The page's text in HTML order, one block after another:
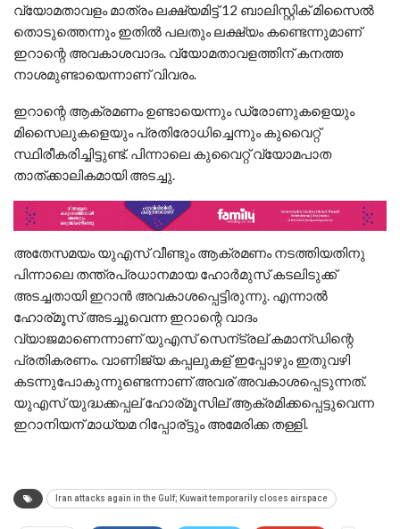
വ്യോമതാവളം മാത്രം ലക്ഷ്യമിട്ട് 12 ബാലിസ്റ്റിക് മിസൈല്‍
തൊടുത്തെന്നും ഇതില്‍ പലതും ലക്ഷ്യം കണ്ടെന്നുമാണ്
ഇറാന്റെ അവകാശവാദം. വ്യോമതാവളത്തിന് കനത്ത
നാശമുണ്ടായെന്നാണ് വിവരം.
ഇറാന്റെ ആക്രമണം ഉണ്ടായെന്നും ഡ്രോണുകളെയും
മിസൈലുകളെയും പ്രതിരോധിച്ചെന്നും കുവൈറ്റ്
സ്ഥിരീകരിച്ചിട്ടുണ്ട്. പിന്നാലെ കുവൈറ്റ് വ്യോമപാത
താത്ക്കാലികമായി അടച്ചു.
അതേസമയം യുഎസ് വീണ്ടും ആക്രമണം നടത്തിയതിനു
പിന്നാലെ തന്ത്രപ്രധാനമായ ഹോർമുസ് കടലിടുക്ക്
അടച്ചതായി ഇറാൻ അവകാശപ്പെട്ടിരുന്നു. എന്നാല്‍
ഹോര്മൂസ് അടച്ചുവെന്ന ഇറാന്റെ വാദം
വ്യാജമാണെന്നാണ് യുഎസ് സെന്ട്രല് കമാന്ഡിന്റെ
പ്രതികരണം. വാണിജ്യ കപ്പലുകള് ഇപ്പോഴും ഇതുവഴി
കടന്നുപോകുന്നുണ്ടെന്നാണ് അവര് അവകാശപ്പെടുന്നത്.
യുഎസ് യുദ്ധക്കപ്പല് ഹോര്മൂസില് ആക്രമിക്കപ്പെട്ടുവെന്ന
ഇറാനിയന് മാധ്യമ റിപ്പോര്ട്ടും അമേരിക്ക തള്ളി.
Iran attacks again in the Gulf; Kuwait temporarily closes airspace